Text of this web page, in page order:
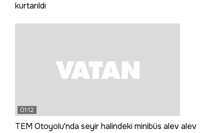
kurtarıldı
01:12
TEM Otoyolu'nda seyir halindeki minibüs alev alev